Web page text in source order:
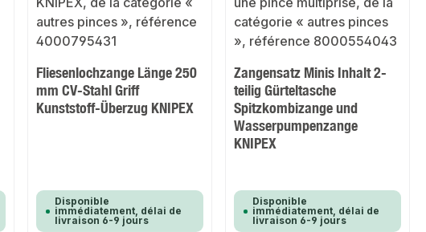
Fliesenlochzange Länge 250
mm CV-Stahl Griff
Kunststoff-Überzug KNIPEX
Disponible
immédiatement, délai de
livraison 6-9 jours
Zangensatz Minis Inhalt 2-
teilig Gürteltasche
Spitzkombizange und
Wasserpumpenzange
KNIPEX
Disponible
immédiatement, délai de
livraison 6-9 jours